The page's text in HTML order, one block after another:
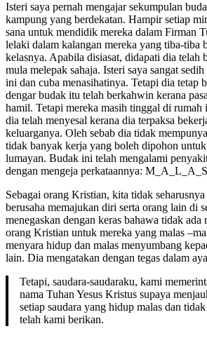
Isteri saya pernah mengajar sekumpulan
kampung yang berdekatan. Hampir setiap
sana untuk mendidik mereka dalam Firman
lelaki dalam kalangan mereka yang tiba-tiba
kelasnya. Apabila disiasat, didapati dia telah
mula melepak sahaja. Isteri saya sangat
ini dan cuba menasihatinya. Tetapi dia tetap
dengar budak itu telah berkahwin kerana
hamil. Tetapi mereka masih tinggal di rumah
dia telah menyesal kerana dia terpaksa
keluarganya. Oleh sebab dia tidak
tidak banyak kerja yang boleh dipohon
lumayan. Budak ini telah mengalami
dengan mengeja perkataannya:
Sebagai orang Kristian, kita tidak
berusaha memajukan diri serta orang lain di
menegaskan dengan keras bahawa tidak ada
orang Kristian untuk mereka yang malas
menyara hidup dan malas menyumbang
lain. Dia mengatakan dengan tegas dalam
Tetapi, saudara-saudaraku, kami
nama Tuhan Yesus Kristus supaya
setiap saudara yang hidup malas dan
telah kami berikan.